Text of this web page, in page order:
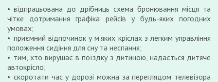
відпрацьована до дрібниць схема бронювання місця та
чітке дотримання графіка рейсів у будь-яких погодних
умовах;
приємний відпочинок у м'яких кріслах з легким управління
положення сидіння для сну та неспання;
тим, хто вирушає в поїздку з дитиною, надається дитяче
автокрісло;
скоротати час у дорозі можна за переглядом телевізора